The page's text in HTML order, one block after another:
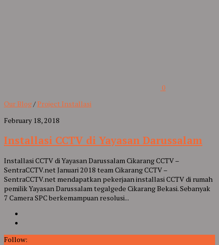
0
Our Blog/ Project Installasi
February 18, 2018
Installasi CCTV di Yayasan Darussalam
Installasi CCTV di Yayasan Darussalam Cikarang CCTV –
SentraCCTV.net Januari 2018 team Cikarang CCTV –
SentraCCTV.net mendapatkan pekerjaan installasi CCTV di rumah
pemilik Yayasan Darussalam tegalgede Cikarang Bekasi. Sebanyak
7 Camera SPC berkemampuan resolusi...
Follow: